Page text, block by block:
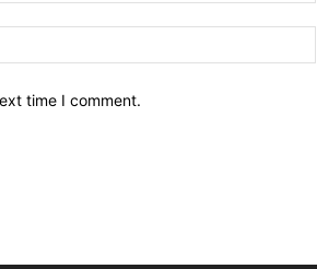
time I comment.